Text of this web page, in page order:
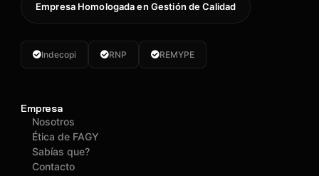
Empresa Homologada en Gestión de Calidad
Indecopi RNP REMYPE
Empresa
Nosotros
Ética de FAGY
Sabías que?
Contacto